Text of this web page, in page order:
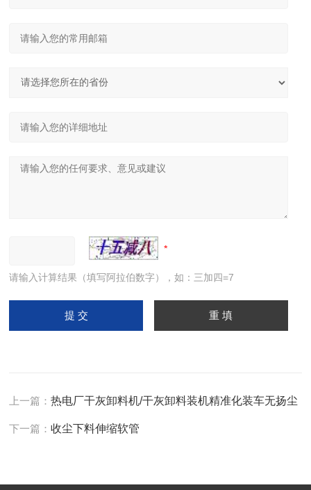
请输入计算结果（填写阿拉伯数字），如：三加四=7
上一篇：热电厂干灰卸料机/干灰卸料装机精准化装车无扬尘
下一篇：收尘下料伸缩软管